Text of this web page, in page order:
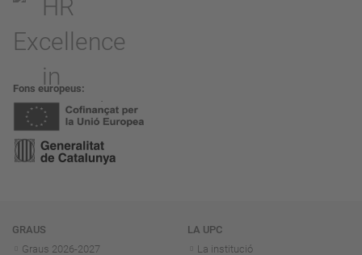
Fons europeus
Navegació
GRAUS
Graus 2026-2027
LA UPC
La institució